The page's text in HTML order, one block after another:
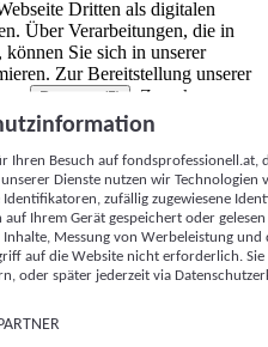
Dritten als digitalen
Über Verarbeitungen, die in
Sie sich in unserer
Zur Bereitstellung unserer
Partnern (5)
. Zwecke:
Messung von Werbeleistung
Zielgruppenforschung.
Online-Kennungen (z. B. login-
Kennungen,
zusammen mit anderen
Browserinformationen,
Technologien usw.) auf
dort ausgelesen werden, um es
eine App oder einer Webseite
mehrere der hier aufgeführten
Ihren Besuch auf
Dienste nutzen wir Technologien
Identifikatoren, zufällig zugewiesene
Ihrem Gerät gespeichert oder
Messung von Werbeleistung
auf die Website nicht erforderlich.
oder später jederzeit via